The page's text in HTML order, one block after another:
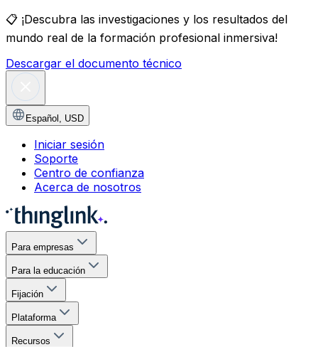
📋 ¡Descubra las investigaciones y los resultados del
mundo real de la formación profesional inmersiva!
Descargar el documento técnico
Español , USD
Iniciar sesión
Soporte
Centro de confianza
Acerca de nosotros
Para empresas
Para la educación
Fijación
Plataforma
Recursos